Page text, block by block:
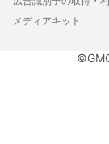
メディアキット